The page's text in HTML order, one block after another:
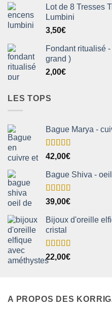
Lot de 8 Tresses
Lumbini
3,50€
Fondant ritualisé
grand )
2,00€
LES TOPS
Bague Marya -
Note5.00
sur 5
42,00€
Bague Shiva -
Note5.00
sur 5
39,00€
Bijoux d'oreille
cristal
Note5.00
sur 5
22,00€
A PROPOS DES